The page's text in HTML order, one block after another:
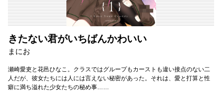
きたない君がいちばんかわいい
まにお
瀬崎愛吏と花邑ひなこ。クラスではグループもカーストも違い接点のない二
人だが、彼女たちには人には言えない秘密があった。それは、愛と打算と性
癖に満ち溢れた少女たちの秘め事……